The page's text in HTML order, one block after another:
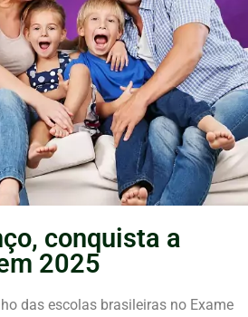
conquista a
2025
das escolas brasileiras no Exame